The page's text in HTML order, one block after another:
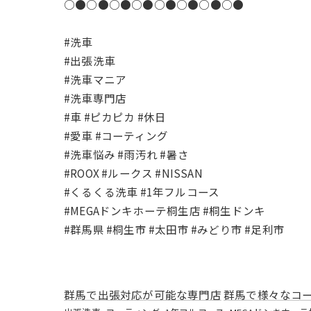
○●○●○●○●○●○●○●○●
#洗車
#出張洗車
#洗車マニア
#洗車専門店
#車 #ピカピカ #休日
#愛車 #コーティング
#洗車悩み #雨汚れ #暑さ
#ROOX #ルークス #NISSAN
#くるくる洗車 #1年フルコース
#MEGAドンキホーテ桐生店 #桐生ドンキ
#群馬県 #桐生市 #太田市 #みどり市 #足利市
群馬で出張対応が可能な専門店群馬で様々なコ